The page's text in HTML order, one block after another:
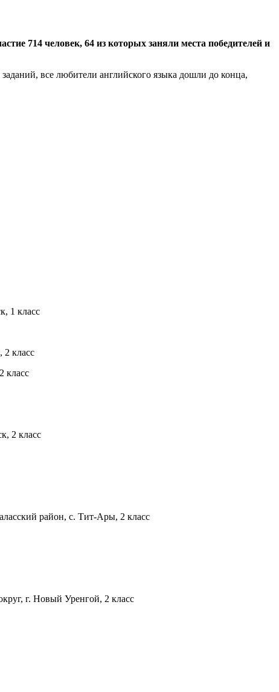
714 человек, 64 из которых заняли места победителей и
все любители английского языка дошли до конца,
1 класс
класс
класс
2 класс
район, с. Тит-Ары, 2 класс
г. Новый Уренгой, 2 класс